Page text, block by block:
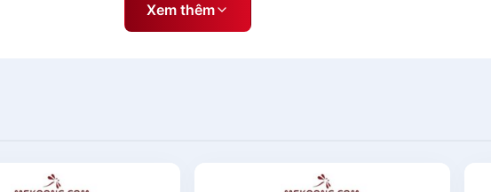
thiết kế đơn giản, gọn nhẹ, mang lại vẻ ngoài hiện đại, chuyên nghiệp
Xem thêm